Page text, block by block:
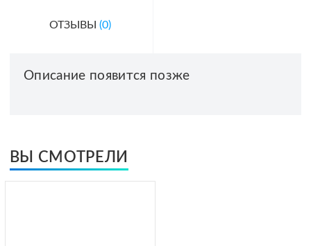
ОТЗЫВЫ (0)
Описание появится позже
ВЫ СМОТРЕЛИ